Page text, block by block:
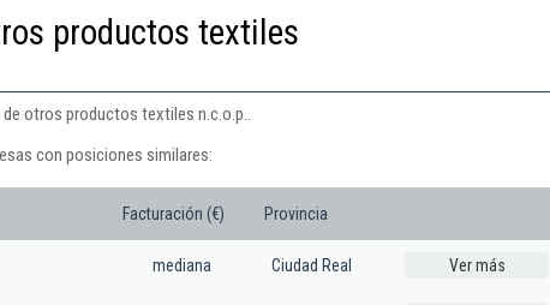
productos textiles
otros productos textiles n.c.o.p..
con posiciones similares:
Facturación (€) Provincia
mediana Ciudad Real Ver más